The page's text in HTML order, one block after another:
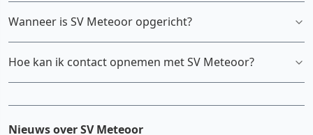
Wanneer is SV Meteoor opgericht?
Hoe kan ik contact opnemen met SV Meteoor?
Nieuws over SV Meteoor